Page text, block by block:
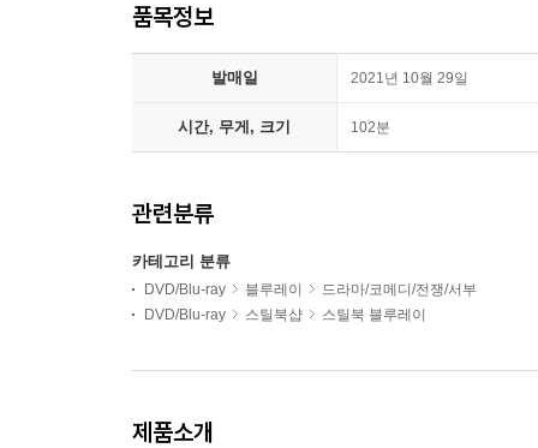
품목정보
발매일 2021년 10월 29일
시간, 무게, 크기 102분
관련분류
카테고리 분류
DVD/Blu-ray 블루레이
드라마/코메디/전쟁/서부
DVD/Blu-ray
스틸북샵 스틸북 블루레이
제품소개